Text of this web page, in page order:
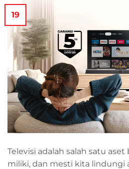
19
Televisi adalah salah satu
miliki, dan mesti kita lindungi